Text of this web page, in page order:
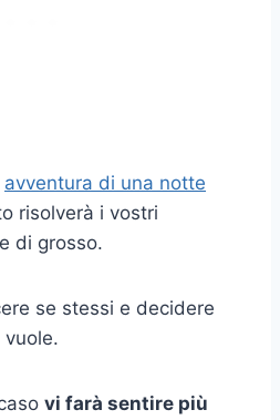
avventura di una notte
risolverà i vostri
di grosso.
se stessi e decidere
vi farà sentire più